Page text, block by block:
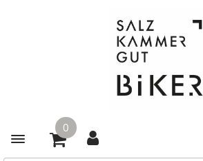
Toggle navigation
0